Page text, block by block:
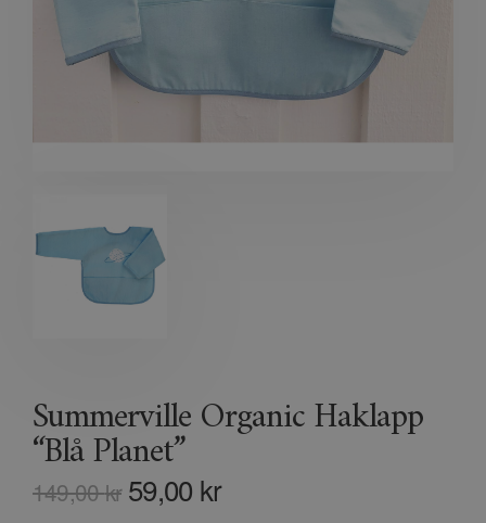
Summerville Organic Haklapp
“Blå Planet”
149,00kr 59,00 kr